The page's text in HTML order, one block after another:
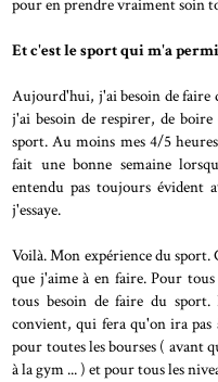
pour en prendre vraiment soin
Et c'est le sport qui m'a
Aujourd'hui, j'ai besoin de faire
j'ai besoin de respirer, de boire
sport. Au moins mes 4/5
fait une bonne semaine
entendu pas toujours évident
j'essaye.
Voilà. Mon expérience du sport.
que j'aime à en faire. Pour
tous besoin de faire du
convient, qui fera qu'on ira
pour toutes les bourses ( avant
à la gym ... ) et pour tous les